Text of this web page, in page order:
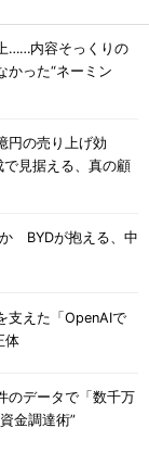
……内容そっくりの
かった“ネーミン
円の売り上げ効
見据える、真の顧
BYDが抱える、中
支えた「OpenAIで
体
データで「数千万
金調達術”